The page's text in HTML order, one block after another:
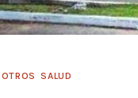
OTROS SALUD